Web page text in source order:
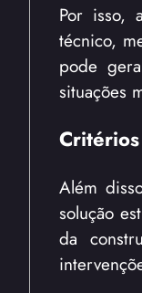
Por isso,
técnico,
pode
situações
Além
solução
da